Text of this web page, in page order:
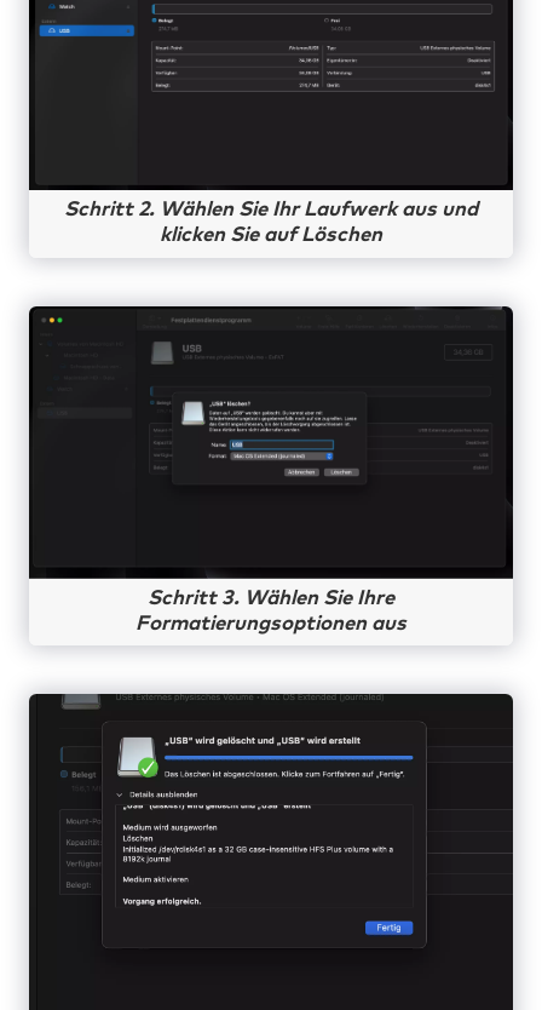
Schritt 2. Wählen Sie Ihr Laufwerk aus und
klicken Sie auf Löschen
Schritt 3. Wählen Sie Ihre
Formatierungsoptionen aus